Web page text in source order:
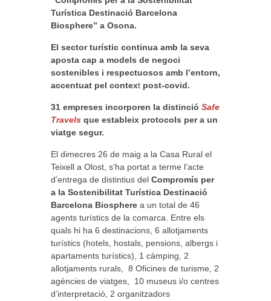
Turística Destinació Barcelona
Biosphere” a Osona.
El sector turístic continua amb la seva
aposta cap a models de negoci
sostenibles i respectuosos amb l’entorn,
accentuat pel context post-covid.
31 empreses incorporen la distinció Safe
Travels que estableix protocols per a un
viatge segur.
El dimecres 26 de maig a la Casa Rural el
Teixell a Olost, s’ha portat a terme l’acte
d’entrega de distintius del Compromís per
a la Sostenibilitat Turística Destinació
Barcelona Biosphere a un total de 46
agents turístics de la comarca. Entre els
quals hi ha 6 destinacions, 6 allotjaments
turístics (hotels, hostals, pensions, albergs i
apartaments turístics), 1 càmping, 2
allotjaments rurals, 8 Oficines de turisme, 2
agències de viatges, 10 museus i/o centres
d’interpretació, 2 organitzadors